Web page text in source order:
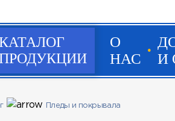
О
НАС
И
Пледы и покрывала